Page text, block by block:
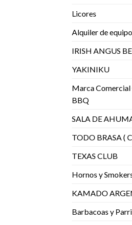
Licores
Alquiler de
IRISH ANGUS
YAKINIKU
Marca Comercial
BBQ
SALA DE
TODO BRASA (
TEXAS CLUB
Hornos y
KAMADO
Barbacoas y